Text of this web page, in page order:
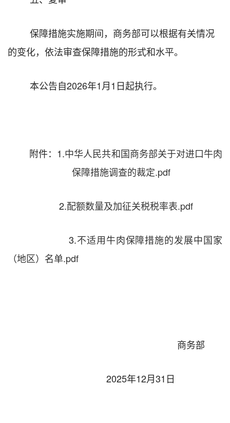
保障措施实施期间，商务部可以根据有关情况
的变化，依法审查保障措施的形式和水平。
本公告自2026年1月1 日起执行。
附件： 1.中华人民共和国商务部关于对进口牛肉
保障措施调查的裁定.pdf
2.配额数量及加征关税税率表.pdf
3.不适用牛肉保障措施的发展中国家
（地区）名单.pdf
商务部
2025年12月31 日